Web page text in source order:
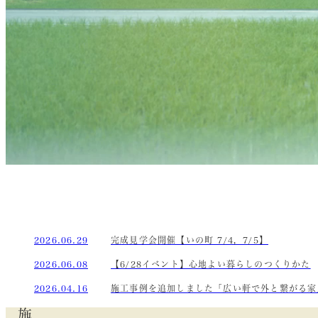
2026.06.29 完成見学会開催【いの町 7/4，7/5】
2026.06.08 【6/28イベント】心地よい暮らしのつくりかた
2026.04.16 施工事例を追加しました「広い軒で外と繋がる